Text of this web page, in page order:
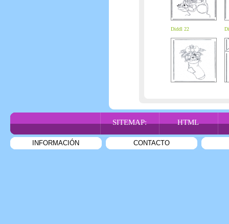
Diddl 22
SITEMAP: HTML
INFORMACIÓN CONTACTO